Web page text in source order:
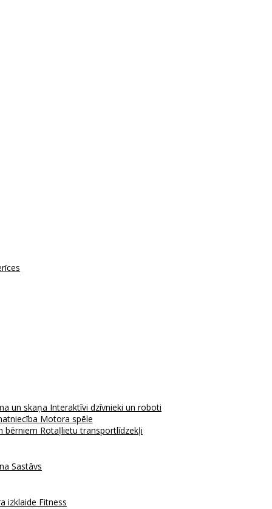
un skaņa Interaktīvi dzīvnieki un roboti
Motora spēle
bērniem Rotaļlietu transportlīdzekļi
Sastāvs
izklaide Fitness